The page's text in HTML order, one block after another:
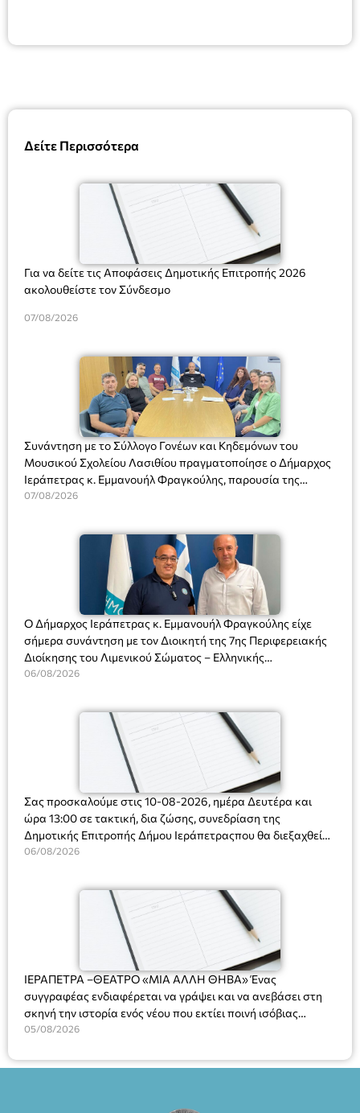
Δείτε Περισσότερα
Για να δείτε τις Αποφάσεις Δημοτικής Επιτροπής 2026
ακολουθείστε τον Σύνδεσμο
07/08/2026
Συνάντηση με το Σύλλογο Γονέων και Κηδεμόνων του
Μουσικού Σχολείου Λασιθίου πραγματοποίησε ο Δήμαρχος
Ιεράπετρας κ. Εμμανουήλ Φραγκούλης, παρουσία της
Διευθύντριας του σχολείου κας Μαριάννας Χαΐτα.
07/08/2026
Ο Δήμαρχος Ιεράπετρας κ. Εμμανουήλ Φραγκούλης είχε
σήμερα συνάντηση με τον Διοικητή της 7ης Περιφερειακής
Διοίκησης του Λιμενικού Σώματος – Ελληνικής
Ακτοφυλακής (Λ.Σ.-ΕΛ.ΑΚΤ.), Αρχιπλοίαρχο Λ.Σ. κ. Ιωάννη
06/08/2026
Σας προσκαλούμε στις 10-08-2026, ημέρα Δευτέρα και
ώρα 13:00 σε τακτική, δια ζώσης, συνεδρίαση της
Δημοτικής Επιτροπής Δήμου Ιεράπετραςπου θα διεξαχθεί
στο Δημοτικό Κατάστημα, Δημοκρατίας 31 στην αίθουσα
και λήψη αποφάσεων στα παρακάτω θέματα:
06/08/2026
ΙΕΡΑΠΕΤΡΑ –ΘΕΑΤΡΟ «ΜΙΑ ΑΛΛΗ ΘΗΒΑ» Ένας
συγγραφέας ενδιαφέρεται να γράψει και να ανεβάσει στη
σκηνή την ιστορία ενός νέου που εκτίει ποινή ισόβιας
κάθειρξης για πατροκτονία. Ένα πολυβραβευμένο έργο για
ασθένεια, τον ερωτισμό. Ένα έργο αινιγματικό, συγκινητικό,
05/08/2026